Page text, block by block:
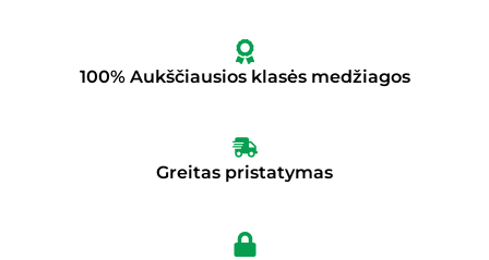
100% Aukščiausios klasės medžiagos
Greitas pristatymas